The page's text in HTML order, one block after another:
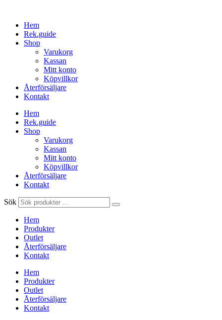
innehållHem
Rek.guide
Shop
Varukorg
Kassan
Mitt konto
Köpvillkor
Återförsäljare
Kontakt
Hem
Rek.guide
Shop
Varukorg
Kassan
Mitt konto
Köpvillkor
Återförsäljare
Kontakt
Sök
Hem
Produkter
Outlet
Återförsäljare
Kontakt
Hem
Produkter
Outlet
Återförsäljare
Kontakt